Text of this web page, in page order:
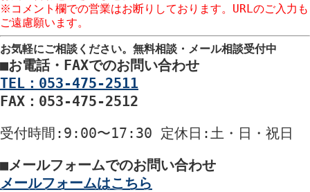
※コメント欄での営業はお断りしております。URLのご入力も
ご遠慮願います。
お気軽にご相談ください。 無料相談・メール相談受付中
■お電話・FAXでのお問い合わせ
TEL：053-475-2511
FAX：053-475-2512
受付時間 :9:00〜17:30 定休日 :土・日・祝日
■メールフォームでのお問い合わせ
メールフォームはこちら